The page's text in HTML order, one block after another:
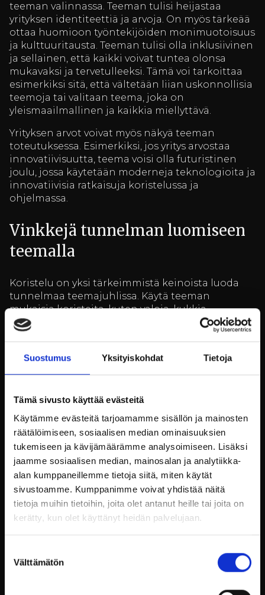
Suostumus Yksityiskohdat Tietoja
Tämä sivusto käyttää evästeitä
Käytämme evästeitä tarjoamamme sisällön ja mainosten
räätälöimiseen, sosiaalisen median ominaisuuksien
tukemiseen ja kävijämäärämme analysoimiseen. Lisäksi
jaamme sosiaalisen median, mainosalan ja analytiikka-
alan kumppaneillemme tietoja siitä, miten käytät
sivustoamme. Kumppanimme voivat yhdistää näitä
tietoja muihin tietoihin, joita olet antanut heille tai joita on
kerätty, kun olet käyttänyt heidän palvelujaan.
valinta
Välttämätön
teeman valinnassa. Teeman tulisi heijastaa
yrityksen identiteettiä ja arvoja. On myös tärkeää
ottaa huomioon työntekijöiden monimuotoisuus
ja kulttuuritausta. Teeman tulisi olla inklusiivinen
ja sellainen, että kaikki voivat tuntea olonsa
mukavaksi ja tervetulleeksi. Tämä voi tarkoittaa
esimerkiksi sitä, että vältetään liian uskonnollisia
teemoja tai valitaan teema, joka on
yleismaailmallinen ja kaikkia miellyttävä.
Yrityksen arvot voivat myös näkyä teeman
toteutuksessa. Esimerkiksi, jos yritys arvostaa
innovatiivisuutta, teema voisi olla futuristinen
joulu, jossa käytetään moderneja teknologioita ja
innovatiivisia ratkaisuja koristelussa ja
ohjelmassa.
Vinkkejä tunnelman luomiseen
teemalla
Koristelu on yksi tärkeimmistä keinoista luoda
tunnelmaa teemajuhlissa. Käytä teeman
mukaisia koristeita, kuten valoja, kukkia,
pöytäliinoja ja muita elementtejä, jotka tukevat
valittua teemaa. Esimerkiksi talven ihmemaa-
jääveistoksia ja sinivalkoista värimaailmaa.
luomisessa. Valitse musiikkia, joka sopii teemaan
jouluteemassa joululaulut ovat itsestäänselvyys,
kun taas futuristisessa teemassa voit käyttää
elektronista musiikkia ja moderneja
äänimaailmoja.
Ruoka ja juoma ovat myös keskeisiä elementtejä.
Valitse tarjoilut, jotka sopivat teemaan ja tukevat
sen tunnelmaa. Esimerkiksi perinteisessä
jouluteemassa tarjolla voi olla joulukinkkua,
laatikoita ja piparkakkuja, kun taas naamiaisissa